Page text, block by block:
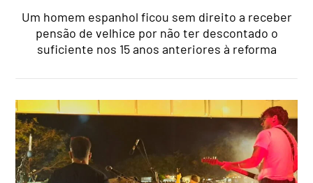
Um homem espanhol ficou sem direito a receber
pensão de velhice por não ter descontado o
suficiente nos 15 anos anteriores à reforma